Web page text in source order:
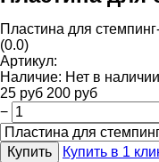
Пластина для
(0.0)
Артикул:
Наличие: Нет в наличии
25 руб 200 руб
−
Купить
Купить в 1